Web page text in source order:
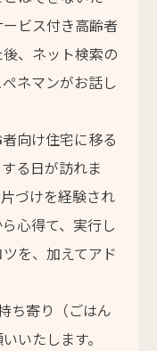
ビス付き高齢者
、ネット検索の
ネマンがお話し
向け住宅に移る
る日が訪れま
づけを経験され
心得て、実行し
を、加えてアド
ち寄り（ごはん
いたします。